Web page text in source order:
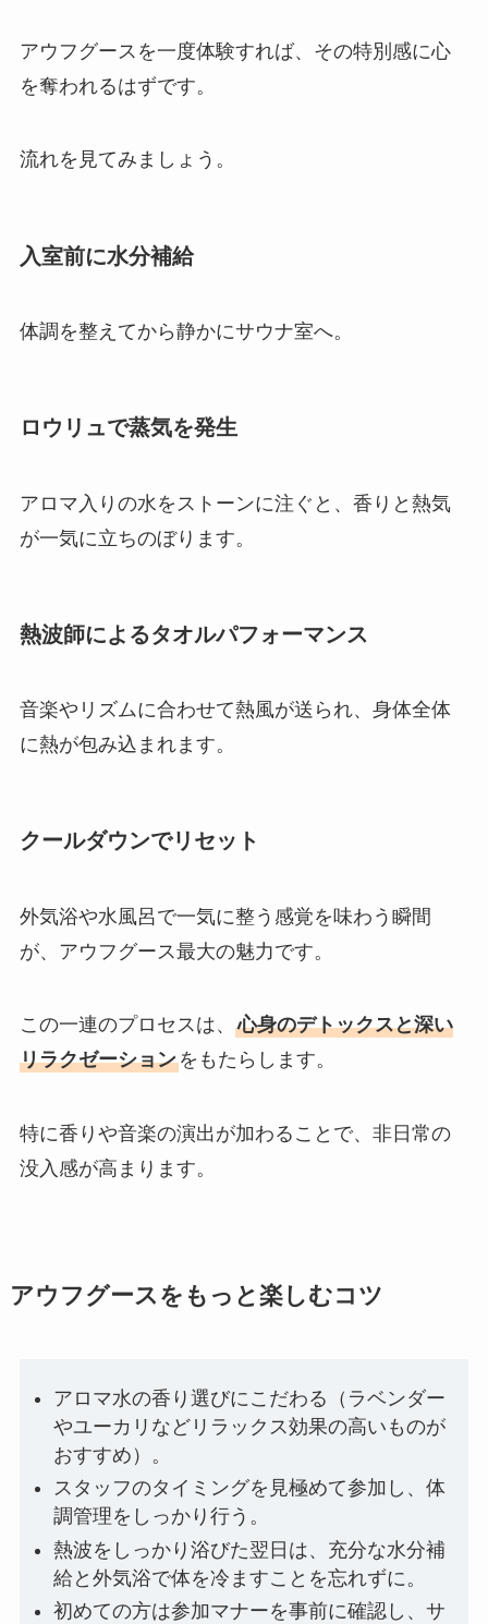
アウフグースを一度体験すれば、その特別感に心
を奪われるはずです。
流れを見てみましょう。
入室前に水分補給
体調を整えてから静かにサウナ室へ。
ロウリュで蒸気を発生
アロマ入りの水をストーンに注ぐと、香りと熱気
が一気に立ちのぼります。
熱波師によるタオルパフォーマンス
音楽やリズムに合わせて熱風が送られ、身体全体
に熱が包み込まれます。
クールダウンでリセット
外気浴や水風呂で一気に整う感覚を味わう瞬間
が、アウフグース最大の魅力です。
この一連のプロセスは、 心身のデトックスと深い
リラクゼーションをもたらします。
特に香りや音楽の演出が加わることで、非日常の
没入感が高まります。
アウフグースをもっと楽しむコツ
アロマ水の香り選びにこだわる（ラベンダー
やユーカリなどリラックス効果の高いものが
おすすめ）。
スタッフのタイミングを見極めて参加し、体
調管理をしっかり行う。
熱波をしっかり浴びた翌日は、充分な水分補
給と外気浴で体を冷ますことを忘れずに。
初めての方は参加マナーを事前に確認し、サ